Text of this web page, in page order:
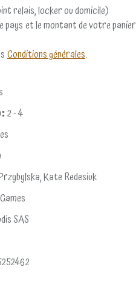
relais, locker ou domicile)
pays et le montant de votre panier
Conditions générales.
2 - 4
Kate Redesiuk
SAS